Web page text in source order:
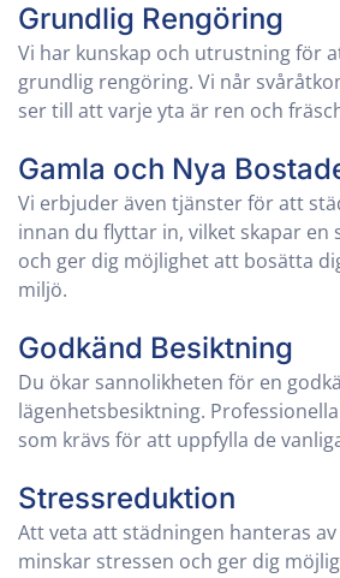
Grundlig Rengöring
Vi har kunskap och utrustning för
grundlig rengöring. Vi når
ser till att varje yta är ren och
Gamla och Nya
Vi erbjuder även tjänster för att
innan du flyttar in, vilket skapar en
och ger dig möjlighet att bosätta
miljö.
Godkänd Besiktning
Du ökar sannolikheten för en
lägenhetsbesiktning.
som krävs för att uppfylla de
Stressreduktion
Att veta att städningen hanteras
minskar stressen och ger dig